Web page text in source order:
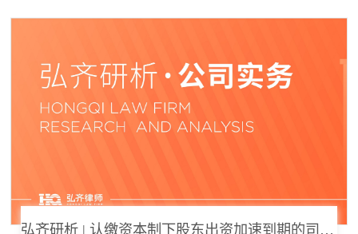
弘齐研析 | 认缴资本制下股东出资加速到期的司法边界与例外体系